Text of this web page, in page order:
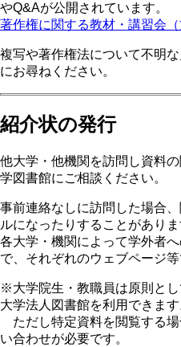
やQ&Aが公開されています。
著作権に関する教材・講習会（
複写や著作権法について不明
にお尋ねください。
紹介状の発行
他大学・他機関を訪問し資料
学図書館にご相談ください。
事前連絡なしに訪問した場合
ルになったりすることがありま
各大学・機関によって学外者
で、それぞれのウェブページ等
※大学院生・教職員は原則と
大学法人図書館を利用できます
ただし特定資料を閲覧する
い合わせが必要です。